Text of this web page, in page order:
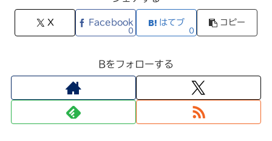
X Facebook
0
はてブ
0
コピー
Bをフォローする